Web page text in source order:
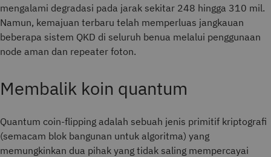
mengalami degradasi pada jarak sekitar 248 hingga 310 mil.
Namun, kemajuan terbaru telah memperluas jangkauan
beberapa sistem QKD di seluruh benua melalui penggunaan
node aman dan repeater foton.
Membalik koin quantum
Quantum coin-flipping adalah sebuah jenis primitif kriptografi
(semacam blok bangunan untuk algoritma) yang
memungkinkan dua pihak yang tidak saling mempercayai